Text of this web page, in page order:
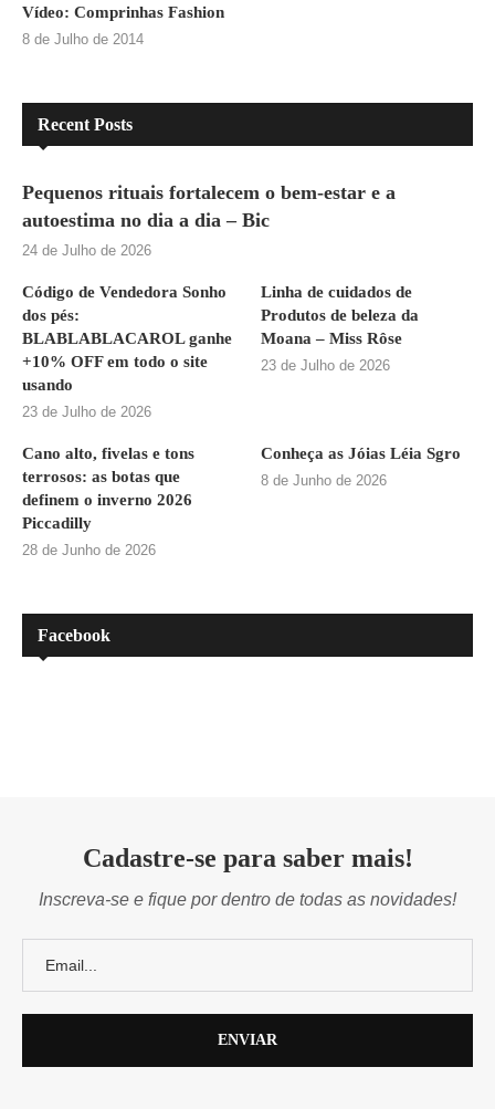
Vídeo: Comprinhas Fashion
8 de Julho de 2014
Recent Posts
Pequenos rituais fortalecem o bem-estar e a
autoestima no dia a dia – Bic
24 de Julho de 2026
Código de Vendedora Sonho
dos pés:
BLABLABLACAROL ganhe
+10% OFF em todo o site
usando
23 de Julho de 2026
Linha de cuidados de
Produtos de beleza da
Moana – Miss Rôse
23 de Julho de 2026
Cano alto, fivelas e tons
terrosos: as botas que
definem o inverno 2026
Piccadilly
28 de Junho de 2026
Conheça as Jóias Léia Sgro
8 de Junho de 2026
Facebook
Cadastre-se para saber mais!
Inscreva-se e fique por dentro de todas as novidades!